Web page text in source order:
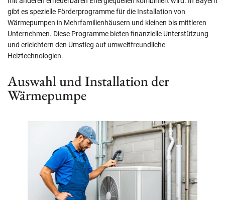
gibt es spezielle Förderprogramme für die Installation von
Wärmepumpen in Mehrfamilienhäusern und kleinen bis mittleren
Unternehmen. Diese Programme bieten finanzielle Unterstützung
und erleichtern den Umstieg auf umweltfreundliche
Heiztechnologien.
Auswahl und Installation der
Wärmepumpe